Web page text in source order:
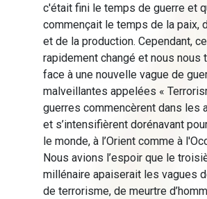
c'était fini le temps de guerre et
commençait le temps de la paix,
et de la production. Cependant,
rapidement changé et nous nous
face à une nouvelle vague de
malveillantes appelées «
guerres commencèrent dans les
et s’intensifièrent dorénavant
le monde, à l’Orient comme à
Nous avions l’espoir que le
millénaire apaiserait les vagues
de terrorisme, de meurtre